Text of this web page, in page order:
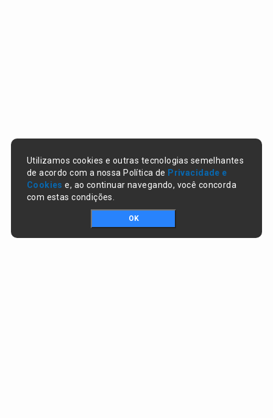
Utilizamos cookies e outras tecnologias semelhantes
de acordo com a nossa Política de Privacidade e
Cookies e, ao continuar navegando, você concorda
com estas condições.
OK